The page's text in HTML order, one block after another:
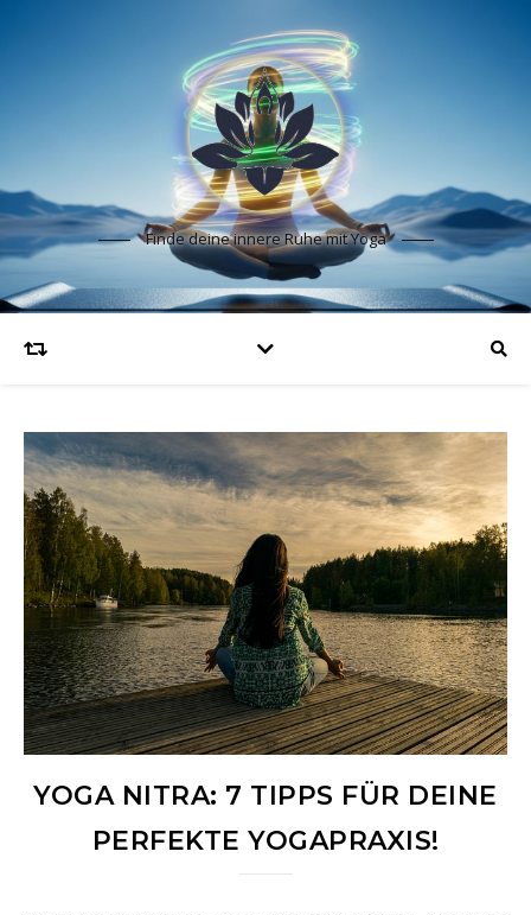
Finde deine innere Ruhe mit Yoga
YOGA NITRA: 7 TIPPS FÜR DEINE
PERFEKTE YOGAPRAXIS!